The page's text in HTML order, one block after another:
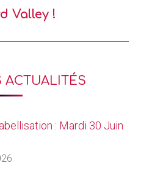
Valley !
ACTUALITÉS
: Mardi 30 Juin